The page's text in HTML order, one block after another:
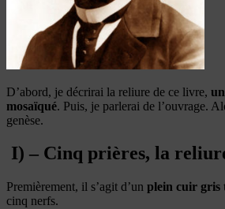
D’abord, je décrirai la reliure de ce livre,
mosaïqué. Puis, je parlerai de l’ouvrage.
genèse.
I) – Cinq prières, la
Premièrement, il s’agit d’un plein cuir gris
cinq nerfs.